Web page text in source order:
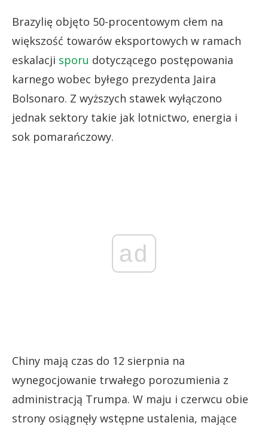
Brazylię objęto 50-procentowym cłem na
większość towarów eksportowych w ramach
eskalacji sporu dotyczącego postępowania
karnego wobec byłego prezydenta Jaira
Bolsonaro. Z wyższych stawek wyłączono
jednak sektory takie jak lotnictwo, energia i
sok pomarańczowy.
ad
Chiny mają czas do 12 sierpnia na
wynegocjowanie trwałego porozumienia z
administracją Trumpa. W maju i czerwcu obie
strony osiągnęły wstępne ustalenia, mające